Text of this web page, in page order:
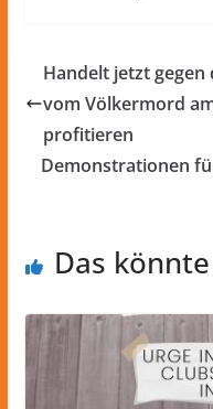
Handelt jetzt
vom Völkermord
profitieren
Demonstrationen
Das